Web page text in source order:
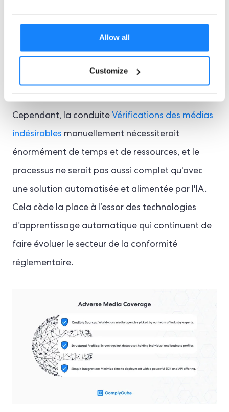
Allow all
Customize
aux entreprises de surveiller en temps réel la
Cependant, la conduite Vérifications des médias
indésirables manuellement nécessiterait
énormément de temps et de ressources, et le
processus ne serait pas aussi complet qu'avec
une solution automatisée et alimentée par l'IA.
Cela cède la place à l’essor des technologies
d’apprentissage automatique qui continuent de
faire évoluer le secteur de la conformité
réglementaire.